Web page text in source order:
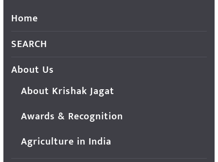
Home
SEARCH
About Us
About Krishak Jagat
Awards & Recognition
Agriculture in India